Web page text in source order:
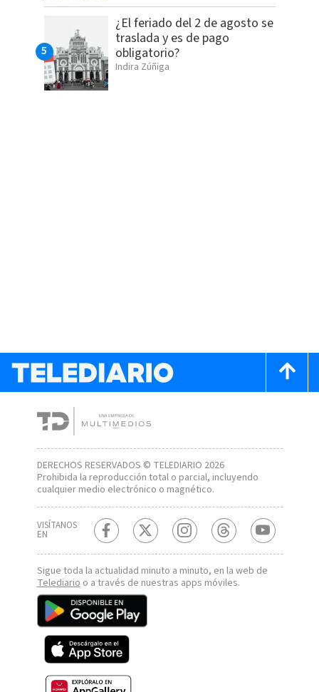
¿El feriado del 2 de agosto se
traslada y es de pago
obligatorio?
Indira Zúñiga
DERECHOS RESERVADOS © TELEDIARIO 2026
Prohibida la reproducción total o parcial, incluyendo
cualquier medio electrónico o magnético.
VISÍTANOS
EN
Sigue toda la actualidad minuto a minuto, en la web de
Telediario o a través de nuestras apps móviles.